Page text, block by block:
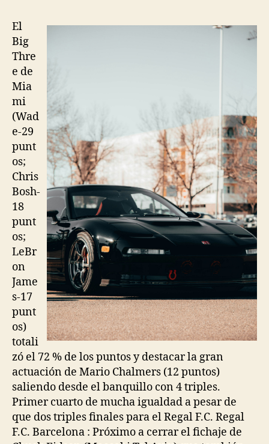
entrada
entrada
El
Big
Thre
e de
Mia
mi
(Wad
e-29
punt
os;
Chris
Bosh-
18
punt
os;
LeBr
on
Jame
s-17
punt
os)
totali
zó el 72 % de los puntos y destacar la gran
actuación de Mario Chalmers (12 puntos)
saliendo desde el banquillo con 4 triples.
Primer cuarto de mucha igualdad a pesar de
que dos triples finales para el Regal F.C. Regal
F.C. Barcelona : Próximo a cerrar el fichaje de